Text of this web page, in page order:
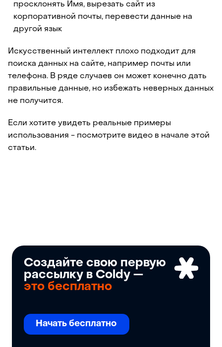
просклонять Имя, вырезать сайт из
корпоративной почты, перевести данные на
другой язык
Искусственный интеллект плохо подходит для
поиска данных на сайте, например почты или
телефона. В ряде случаев он может конечно дать
правильные данные, но избежать неверных данных
не получится.
Если хотите увидеть реальные примеры
использования - посмотрите видео в начале этой
статьи.
Создайте свою первую
рассылку в Coldy —
это бесплатно
Начать бесплатно